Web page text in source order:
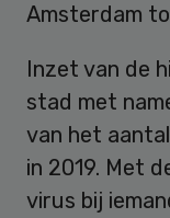
Amsterdam
Inzet van de
stad met
van het
in 2019. Met
virus bij